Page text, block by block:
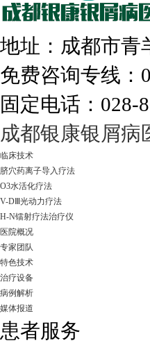
走进成都：满足您的治愈需求
地址：成都市青
免费咨询专线：
固定电话：028-
成都银康银屑病
临床技术
脐穴药离子导入疗法
O3水活化疗法
V-DⅢ光动力疗法
H-N镭射疗法治疗仪
医院概况
专家团队
特色技术
治疗设备
病例解析
媒体报道
患者服务